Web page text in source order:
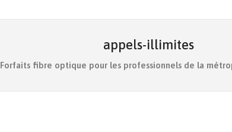
appels-illimites
Forfaits fibre optique pour les professionnels de la